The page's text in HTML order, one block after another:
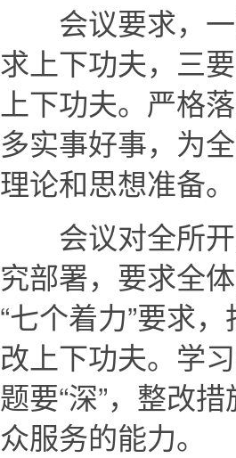
会议要求，一
求上下功夫，三
上下功夫。严格
多实事好事，为
理论和思想准备。
会议对全所开
究部署，要求全
“七个着力”要求
改上下功夫。学
题要“深”，整改
众服务的能力。